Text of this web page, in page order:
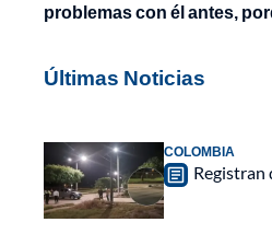
problemas con él antes,
Últimas Noticias
COLOMBIA
Registran